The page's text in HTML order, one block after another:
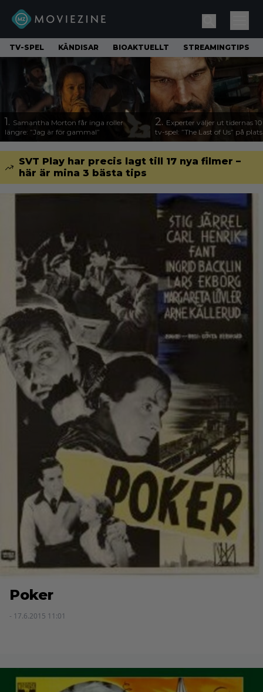
TV-SPEL KÄNDISAR BIOAKTUELLT STREAMINGTIPS
1. Samantha Morton får inga roller
längre: ”Jag är för gammal”
2. Experter väljer ut tidernas
tv-spel: ”The Last of Us” på
SVT Play har precis lagt till 17 nya filmer –
här är mina 3 bästa tips
Poker
- 17.6.2015 11:01